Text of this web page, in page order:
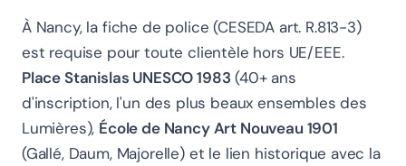
À Nancy, la fiche de police (CESEDA art. R.813-3)
est requise pour toute clientèle hors UE/EEE.
Place Stanislas UNESCO 1983 (40+ ans
d'inscription, l'un des plus beaux ensembles des
Lumières), École de Nancy Art Nouveau 1901
(Gallé, Daum, Majorelle) et le lien historique avec la
Chanlify Assistant
En ligne · Online
Bonjour 👋 Je suis l'assistant Chanlify. Comment puis-
je vous aider ?